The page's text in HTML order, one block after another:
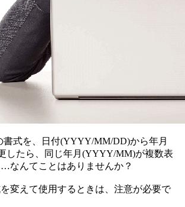
書式を、日付(YYYY/MM/DD)から年月
したら、同じ年月(YYYY/MM)が複数表
なんてことはありませんか？
変えて使用するときは、注意が必要で